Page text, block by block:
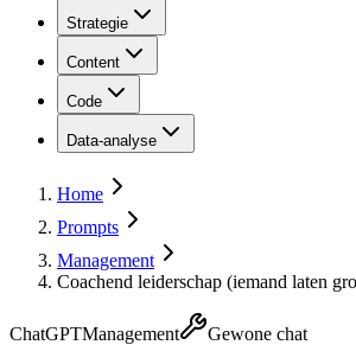
Strategie
Content
Code
Data-analyse
Home
Prompts
Management
Coachend leiderschap (iemand laten
ChatGPTManagement Gewone chat